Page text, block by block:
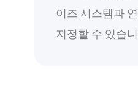
이즈 시스템과
지정할 수 있습